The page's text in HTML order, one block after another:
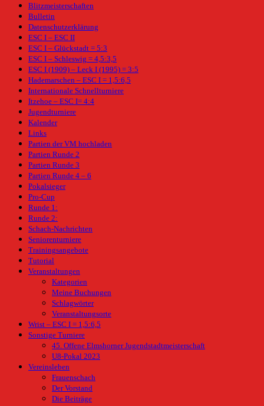
Blitzmeisterschaften
Bulletin
Datenschutzerklärung
ESC I – ESC II
ESC I – Glückstadt = 5:3
ESC I – Schleswig = 4,5:3,5
ESC I (1909) – Leck I (1995) = 3:5
Hademarschen – ESC I = 1,5:6,5
Internationale Schnellturniere
Itzehoe – ESC I= 4:4
Jugendturniere
Kalender
Links
Partien der VM hochladen
Partien Runde 2
Partien Runde 3
Partien Runde 4 – 6
Pokalsieger
Pro-Cup
Runde 1:
Runde 2:
Schach-Nachrichten
Seniorenturniere
Trainingsangebote
Tutorial
Veranstaltungen
Kategorien
Meine Buchungen
Schlagwörter
Veranstaltungsorte
Wrist – ESC I = 1,5:6,5
Sonstige Turniere
45. Offene Elmshorner Jugendstadtmeisterschaft
U8-Pokal 2023
Vereinsleben
Frauenschach
Der Vorstand
Die Beiträge